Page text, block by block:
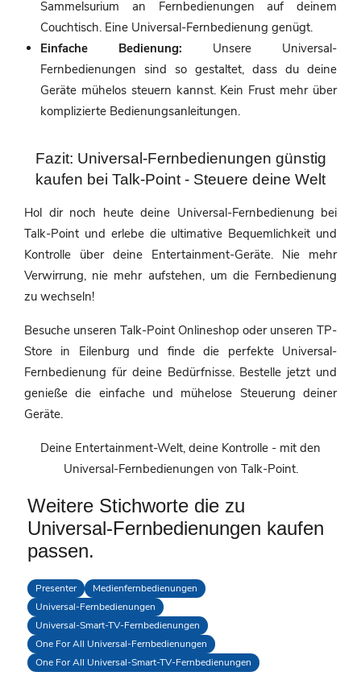
Sammelsurium an Fernbedienungen auf deinem
Couchtisch. Eine Universal-Fernbedienung genügt.
Einfache Bedienung: Unsere Universal-
Fernbedienungen sind so gestaltet, dass du deine
Geräte mühelos steuern kannst. Kein Frust mehr über
komplizierte Bedienungsanleitungen.
Fazit: Universal-Fernbedienungen günstig
kaufen bei Talk-Point - Steuere deine Welt
Hol dir noch heute deine Universal-Fernbedienung bei
Talk-Point und erlebe die ultimative Bequemlichkeit und
Kontrolle über deine Entertainment-Geräte. Nie mehr
Verwirrung, nie mehr aufstehen, um die Fernbedienung
zu wechseln!
Besuche unseren Talk-Point Onlineshop oder unseren TP-
Store in Eilenburg und finde die perfekte Universal-
Fernbedienung für deine Bedürfnisse. Bestelle jetzt und
genieße die einfache und mühelose Steuerung deiner
Geräte.
Deine Entertainment-Welt, deine Kontrolle - mit den
Universal-Fernbedienungen von Talk-Point.
Weitere Stichworte die zu
Universal-Fernbedienungen kaufen
passen.
Presenter
Medienfernbedienungen
Universal-Fernbedienungen
Universal-Smart-TV-Fernbedienungen
One For All Universal-Fernbedienungen
One For All Universal-Smart-TV-Fernbedienungen